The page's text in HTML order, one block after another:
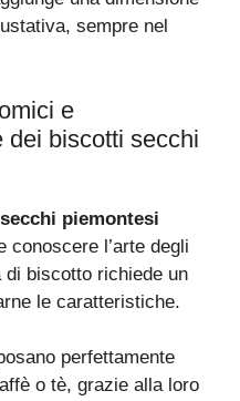
sempre nel
e
dei biscotti secchi
piemontesi
conoscere l’arte degli
di biscotto richiede un
le caratteristiche.
perfettamente
o tè, grazie alla loro